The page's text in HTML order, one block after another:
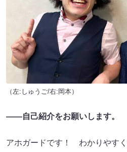
（左:しゅうご/右:岡本）
――自己紹介をお願いします。
アホガードです！ わかりやす